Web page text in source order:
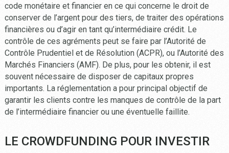
code monétaire et financier en ce qui concerne le droit de
conserver de l’argent pour des tiers, de traiter des opérations
financières ou d’agir en tant qu’intermédiaire crédit. Le
contrôle de ces agréments peut se faire par l’Autorité de
Contrôle Prudentiel et de Résolution (ACPR), ou l’Autorité des
Marchés Financiers (AMF). De plus, pour les obtenir, il est
souvent nécessaire de disposer de capitaux propres
importants. La réglementation a pour principal objectif de
garantir les clients contre les manques de contrôle de la part
de l’intermédiaire financier ou une éventuelle faillite.
LE CROWDFUNDING POUR INVESTIR